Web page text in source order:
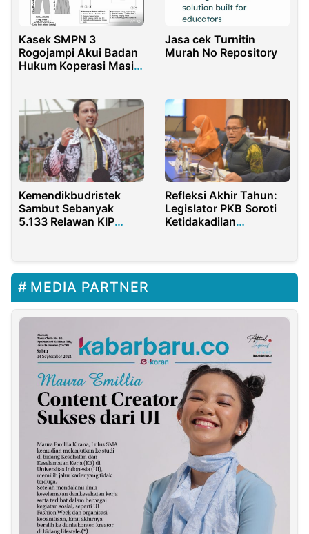
Kasek SMPN 3
Rogojampi Akui Badan
Hukum Koperasi Masih
Laporkan ke APH
Jasa cek Turnitin
Murah No Repository
Kemendikbudristek
Sambut Sebanyak
5.133 Relawan KIP
Refleksi Akhir Tahun:
Legislator PKB Soroti
Ketidakadilan
MEDIA PARTNER